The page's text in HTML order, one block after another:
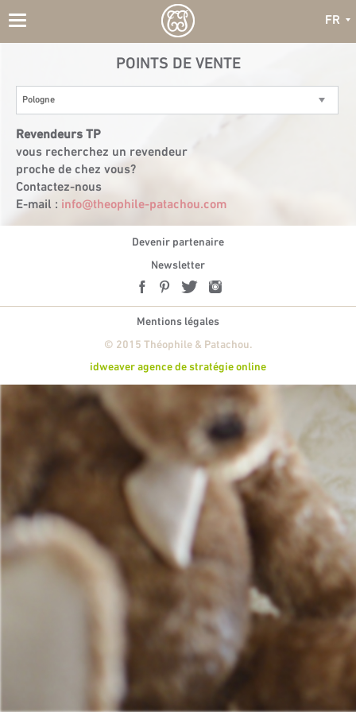
Toggle
FR
POINTS DE VENTE
Pologne
Revendeurs TP
vous recherchez un revendeur
proche de chez vous?
Contactez-nous
E-mail : info@theophile-patachou.com
Devenir partenaire
Newsletter
Mentions légales
© 2015 Théophile & Patachou.
idweaver agence de stratégie online